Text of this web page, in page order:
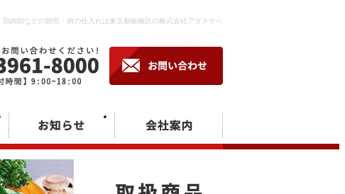
肉卸などの卸売・肉の仕入れは東京都板橋区の株式会社アダチヤへ